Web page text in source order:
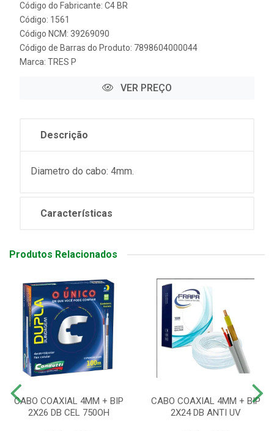
Código do Fabricante: C4 BR
Código: 1561
Código NCM: 39269090
Código de Barras do Produto: 7898604000044
Marca: TRES P
VER PREÇO
Descrição
Diametro do cabo: 4mm.
Características
Produtos Relacionados
CABO COAXIAL 4MM + BIP
2X26 DB CEL 750OH
CABO COAXIAL 4MM + BIP
2X24 DB ANTI UV